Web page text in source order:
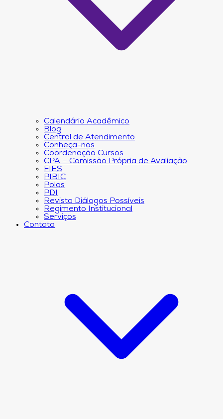
Calendário Acadêmico
Blog
Central de Atendimento
Conheça-nos
Coordenação Cursos
CPA – Comissão Própria de Avaliação
FIES
PIBIC
Polos
PDI
Revista Diálogos Possíveis
Regimento Institucional
Serviços
Contato